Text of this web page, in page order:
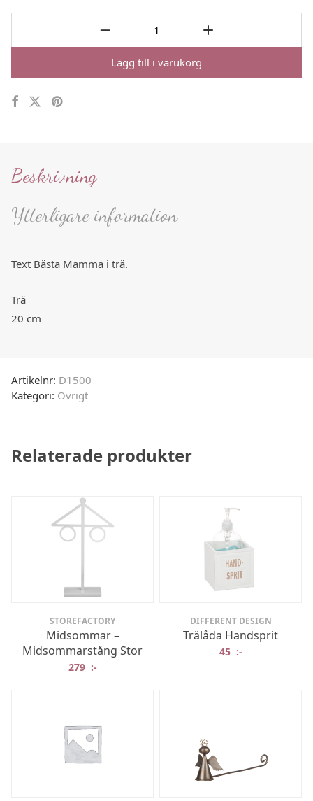
Lägg till i varukorg
Beskrivning
Ytterligare information
Text Bästa Mamma i trä.
Trä
20 cm
Artikelnr: D1500
Kategori: Övrigt
Relaterade produkter
STOREFACTORY
Midsommar –
Midsommarstång Stor
279 :-
DIFFERENT DESIGN
Trälåda Handsprit
45 :-